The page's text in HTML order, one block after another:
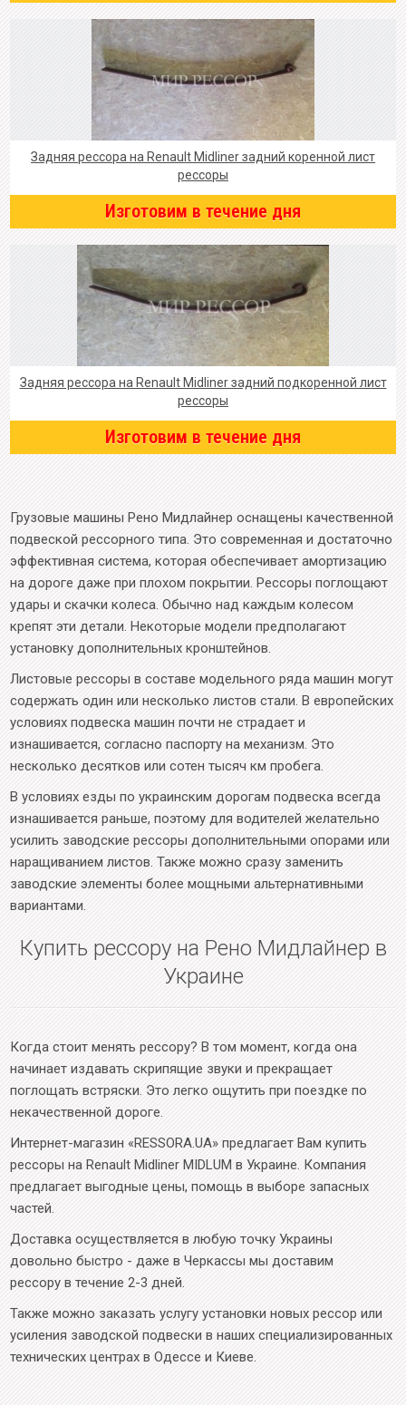
Грузовые машины Рено Мидлайнер оснащены качественной
подвеской рессорного типа. Это современная и достаточно
эффективная система, которая обеспечивает амортизацию
на дороге даже при плохом покрытии. Рессоры поглощают
удары и скачки колеса. Обычно над каждым колесом
крепят эти детали. Некоторые модели предполагают
установку дополнительных кронштейнов.
Листовые рессоры в составе модельного ряда машин могут
содержать один или несколько листов стали. В европейских
условиях подвеска машин почти не страдает и
изнашивается, согласно паспорту на механизм. Это
несколько десятков или сотен тысяч км пробега.
В условиях езды по украинским дорогам подвеска всегда
изнашивается раньше, поэтому для водителей желательно
усилить заводские рессоры дополнительными опорами или
наращиванием листов. Также можно сразу заменить
заводские элементы более мощными альтернативными
вариантами.
Купить рессору на Рено Мидлайнер в
Украине
Когда стоит менять рессору? В том момент, когда она
начинает издавать скрипящие звуки и прекращает
поглощать встряски. Это легко ощутить при поездке по
некачественной дороге.
Интернет-магазин «RESSORA.UA» предлагает Вам купить
рессоры на Renault Midliner MIDLUM в Украине. Компания
предлагает выгодные цены, помощь в выборе запасных
частей.
Доставка осуществляется в любую точку Украины
довольно быстро - даже в Черкассы мы доставим
рессору в течение 2-3 дней.
Также можно заказать услугу установки новых рессор или
усиления заводской подвески в наших специализированных
технических центрах в Одессе и Киеве.
Задняя рессора на Renault Midliner задний коренной лист
рессоры
Изготовим в течение дня
Задняя рессора на Renault Midliner задний подкоренной лист
рессоры
Изготовим в течение дня